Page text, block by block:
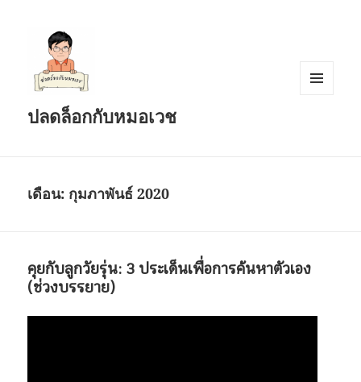
ปลดล็อกกับหมอเวช
เดือน: กุมภาพันธ์ 2020
คุยกับลูกวัยรุ่น: 3 ประเด็นเพื่อการค้นหาตัวเอง
(ช่วงบรรยาย)